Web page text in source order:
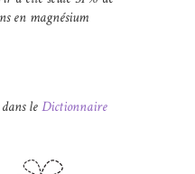
en magnésium
leDictionnaire